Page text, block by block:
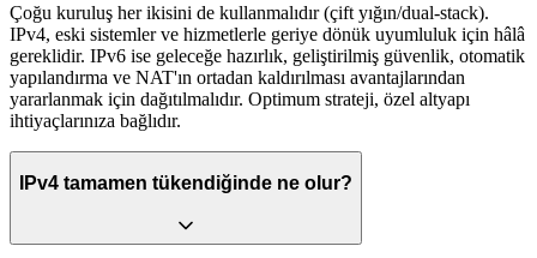
Çoğu kuruluş her ikisini de kullanmalıdır (çift yığın/dual-stack).
IPv4, eski sistemler ve hizmetlerle geriye dönük uyumluluk için hâlâ
gereklidir. IPv6 ise geleceğe hazırlık, geliştirilmiş güvenlik, otomatik
yapılandırma ve NAT'ın ortadan kaldırılması avantajlarından
yararlanmak için dağıtılmalıdır. Optimum strateji, özel altyapı
ihtiyaçlarınıza bağlıdır.
IPv4 tamamen tükendiğinde ne olur?